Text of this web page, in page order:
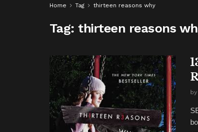
Home Tag thirteen reasons why
Tag:thirteen reasons
by